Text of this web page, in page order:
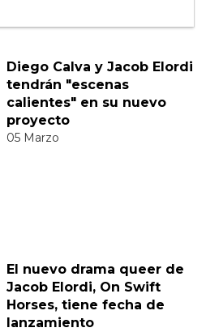
Diego Calva y Jacob Elordi
tendrán "escenas
calientes" en su nuevo
proyecto
05 Marzo
El nuevo drama queer de
Jacob Elordi, On Swift
Horses, tiene fecha de
lanzamiento